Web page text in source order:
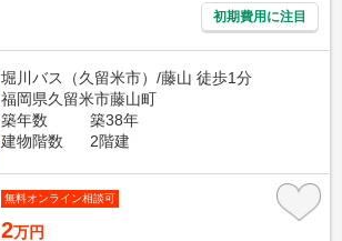
初期費用に注目
堀川バス（久留米市）/藤山 徒歩1分
福岡県久留米市藤山町
築年数
築38年
建物階数
2階建
無料オンライン相談可
2万円